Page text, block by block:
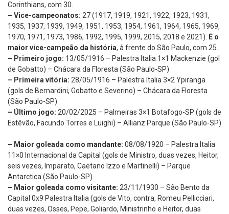
Corinthians, com 30.
– Vice-campeonatos: 27 (1917, 1919, 1921, 1922, 1923, 1931,
1935, 1937, 1939, 1949, 1951, 1953, 1954, 1961, 1964, 1965, 1969,
1970, 1971, 1973, 1986, 1992, 1995, 1999, 2015, 2018 e 2021).
É o
maior vice-campeão da história, à frente do São Paulo, com 25.
– Primeiro jogo: 13/05/1916 – Palestra Italia 1×1 Mackenzie (gol
de Gobatto) – Chácara da Floresta (São Paulo-SP)
– Primeira vitória: 28/05/1916 – Palestra Italia 3×2 Ypiranga
(gols de Bernardini, Gobatto e Severino) – Chácara da Floresta
(São Paulo-SP)
– Último jogo: 20/02/2025 – Palmeiras 3×1 Botafogo-SP (gols de
Estêvão, Facundo Torres e Luighi) – Allianz Parque (São Paulo-SP)
– Maior goleada como mandante: 08/08/1920 – Palestra Italia
11×0 Internacional da Capital (gols de Ministro, duas vezes, Heitor,
seis vezes, Imparato, Caetano Izzo e Martinelli) – Parque
Antarctica (São Paulo-SP)
– Maior goleada como visitante: 23/11/1930 – São Bento da
Capital 0x9 Palestra Italia (gols de Vito, contra, Romeu Pellicciari,
duas vezes, Osses, Pepe, Goliardo, Ministrinho e Heitor, duas